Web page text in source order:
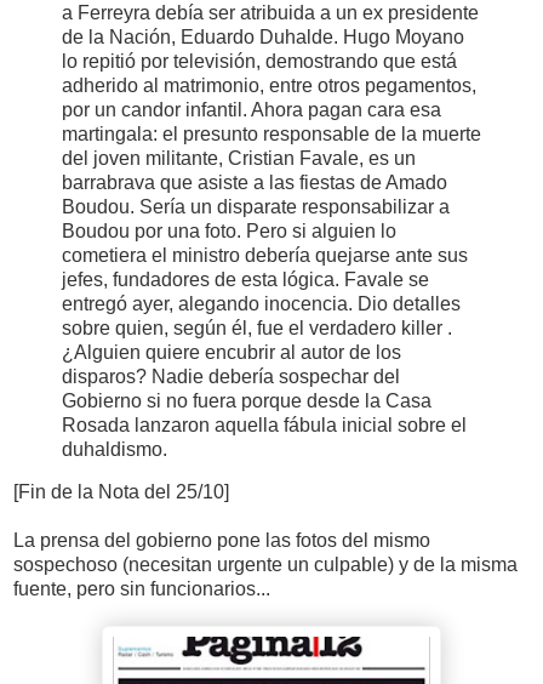
a Ferreyra debía ser atribuida a un ex presidente
de la Nación, Eduardo Duhalde. Hugo Moyano
lo repitió por televisión, demostrando que está
adherido al matrimonio, entre otros pegamentos,
por un candor infantil. Ahora pagan cara esa
martingala: el presunto responsable de la muerte
del joven militante, Cristian Favale, es un
barrabrava que asiste a las fiestas de Amado
Boudou. Sería un disparate responsabilizar a
Boudou por una foto. Pero si alguien lo
cometiera el ministro debería quejarse ante sus
jefes, fundadores de esta lógica. Favale se
entregó ayer, alegando inocencia. Dio detalles
sobre quien, según él, fue el verdadero killer .
¿Alguien quiere encubrir al autor de los
disparos? Nadie debería sospechar del
Gobierno si no fuera porque desde la Casa
Rosada lanzaron aquella fábula inicial sobre el
duhaldismo.
[Fin de la Nota del 25/10]
La prensa del gobierno pone las fotos del mismo
sospechoso (necesitan urgente un culpable) y de la misma
fuente, pero sin funcionarios...